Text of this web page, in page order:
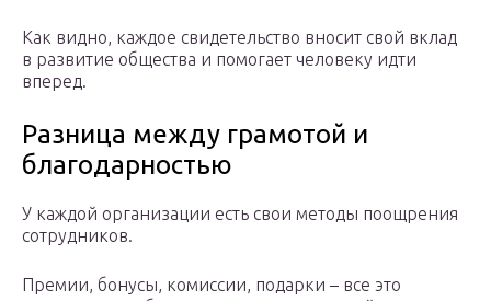
Как видно, каждое свидетельство вносит свой вклад
в развитие общества и помогает человеку идти
вперед.
Разница между грамотой и
благодарностью
У каждой организации есть свои методы поощрения
сотрудников.
Премии, бонусы, комиссии, подарки – все это